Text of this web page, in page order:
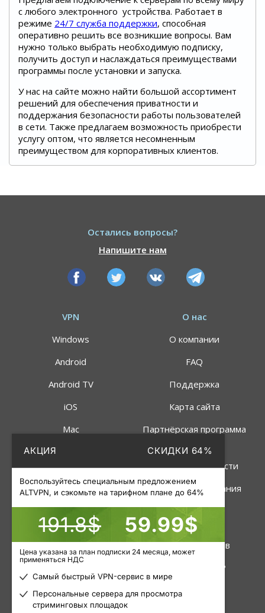
АКЦИЯ СКИДКИ 64%
Воспользуйтесь специальным предложением
ALTVPN, и сэкомьте на тарифном плане до 64%
191.8$ 59.99$
Цена указана за план подписки 24 месяца, может
применяться НДС
Самый быстрый VPN-сервис в мире
Персональные сервера для просмотра
стриминговых площадок
с любого электронного устройства. Работает в
режиме 24/7 служба поддержки, способная
оперативно решить все возникшие вопросы. Вам
нужно только выбрать необходимую подписку,
получить доступ и наслаждаться преимуществами
программы после установки и запуска.
У нас на сайте можно найти большой ассортимент
решений для обеспечения приватности и
поддержания безопасности работы пользователей
в сети. Также предлагаем возможность приобрести
услугу оптом, что является несомненным
преимуществом для корпоративных клиентов.
Остались вопросы?
Напишите нам
VPN
Windows
Android
Android TV
iOS
Mac
О нас
О компании
FAQ
Поддержка
Карта сайта
Партнёрская программа
Политика
конфиденциальности
Правила пользования
Услуги
VPN
Пакетные прокси
Инструменты
Статус серверов
Узнать свой IP